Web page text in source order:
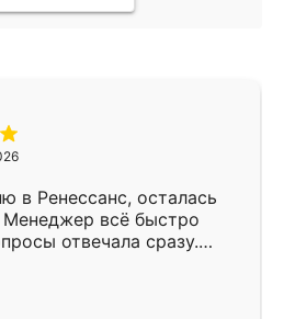
в Ренессанс, осталась
Менеджер всё быстро
отвечала сразу.
в субботу, подошёл к
Собрали
аккуратно, даже